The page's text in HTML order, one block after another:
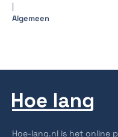
|
Algemeen
Hoe-lang.nl is het online